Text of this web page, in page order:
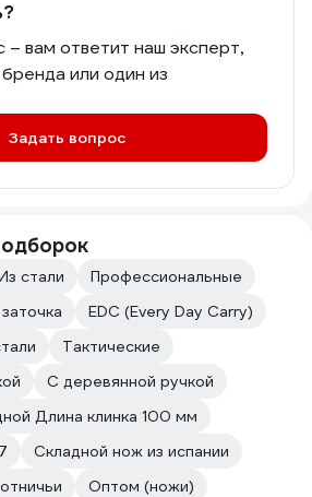
– вам ответит наш эксперт,
или один из
Задать вопрос
стали
Профессиональные
EDC (Every Day Carry)
Тактические
С деревянной ручкой
Длина клинка 100 мм
Складной нож из испании
Оптом (ножи)